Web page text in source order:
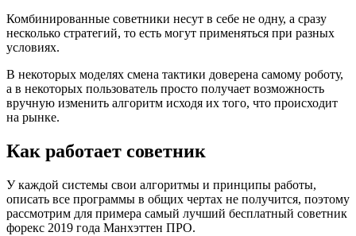
Комбинированные советники несут в себе не одну, а сразу
несколько стратегий, то есть могут применяться при разных
условиях.
В некоторых моделях смена тактики доверена самому роботу,
а в некоторых пользователь просто получает возможность
вручную изменить алгоритм исходя их того, что происходит
на рынке.
Как работает советник
У каждой системы свои алгоритмы и принципы работы,
описать все программы в общих чертах не получится, поэтому
рассмотрим для примера самый лучший бесплатный советник
форекс 2019 года Манхэттен ПРО.